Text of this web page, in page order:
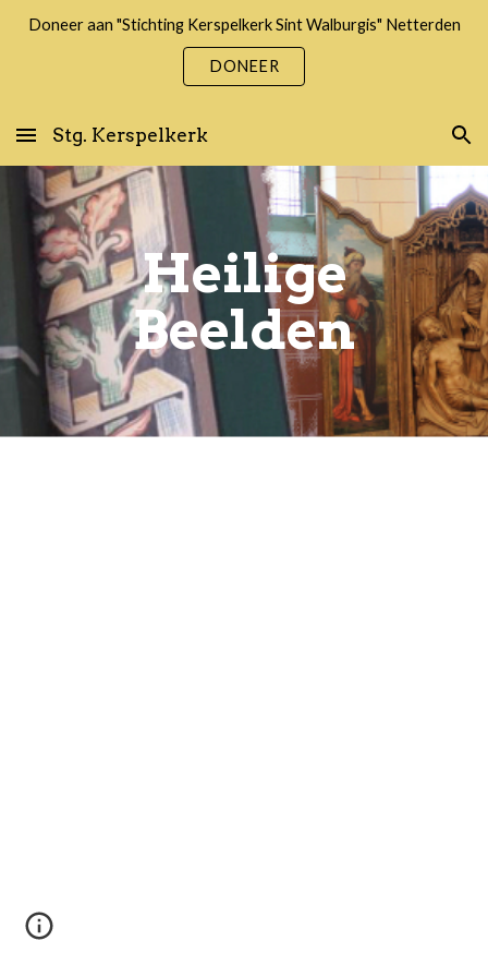
Skip to navigation
Doneer aan "Stichting Kerspelkerk Sint Walburgis" Netterden
DONEER
Stg. Kerspelkerk
Heilige
Beelden